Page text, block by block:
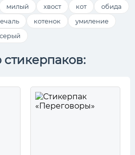
милый хвост кот
обида
котенок
умиление
серый